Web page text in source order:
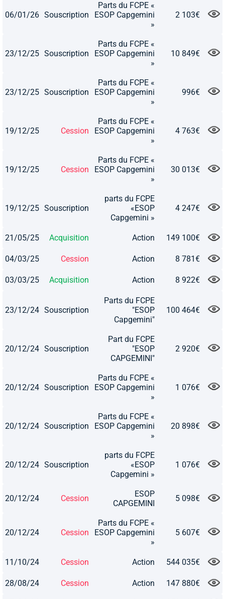
06/01/26 Souscription
Parts du FCPE «
ESOP Capgemini
»
2 103€
23/12/25 Souscription
Parts du FCPE «
ESOP Capgemini
»
10 849€
23/12/25 Souscription
Parts du FCPE «
ESOP Capgemini
»
996€
19/12/25 Cession
Parts du FCPE «
ESOP Capgemini
»
4 763€
19/12/25 Cession
Parts du FCPE «
ESOP Capgemini
»
30 013€
19/12/25 Souscription
parts du FCPE
«ESOP
Capgemini »
4 247€
21/05/25 Acquisition Action 149 100€
04/03/25 Cession Action 8 781€
03/03/25 Acquisition Action 8 922€
23/12/24 Souscription
Parts du FCPE
"ESOP
Capgemini"
100 464€
20/12/24 Souscription
Part du FCPE
"ESOP
CAPGEMINI"
2 920€
20/12/24 Souscription
Parts du FCPE «
ESOP Capgemini
»
1 076€
20/12/24 Souscription
Parts du FCPE «
ESOP Capgemini
»
20 898€
20/12/24 Souscription
parts du FCPE
«ESOP
Capgemini »
1 076€
20/12/24 Cession
ESOP
CAPGEMINI
5 098€
20/12/24 Cession
Parts du FCPE «
ESOP Capgemini
»
5 607€
11/10/24 Cession Action 544 035€
28/08/24 Cession Action 147 880€